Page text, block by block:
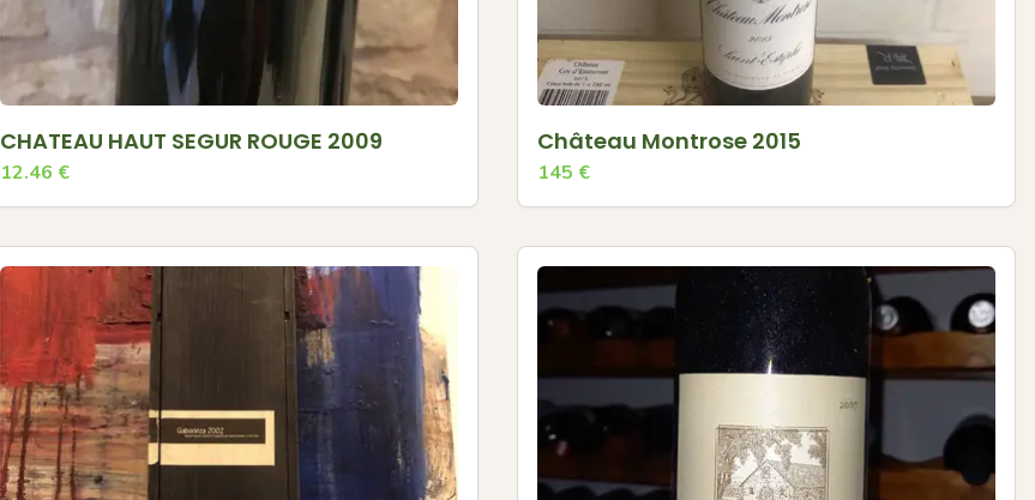
CHATEAU HAUT SEGUR ROUGE 2009
12.46 €
Château Montrose 2015
145 €